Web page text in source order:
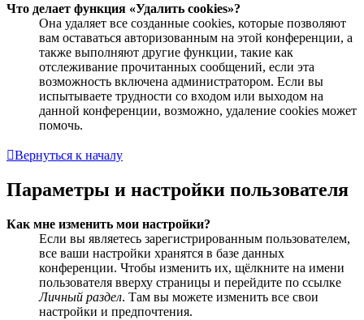
Что делает функция «Удалить cookies»?
Она удаляет все созданные cookies, которые позволяют
вам оставаться авторизованным на этой конференции, а
также выполняют другие функции, такие как
отслеживание прочитанных сообщений, если эта
возможность включена администратором. Если вы
испытываете трудности со входом или выходом на
данной конференции, возможно, удаление cookies может
помочь.
Вернуться к началу
Параметры и настройки пользователя
Как мне изменить мои настройки?
Если вы являетесь зарегистрированным пользователем,
все ваши настройки хранятся в базе данных
конференции. Чтобы изменить их, щёлкните на имени
пользователя вверху страницы и перейдите по ссылке
Личный раздел. Там вы можете изменить все свои
настройки и предпочтения.